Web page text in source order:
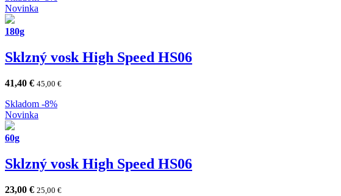
Novinka
180g
Sklzný vosk High Speed HS06
41,40 € 45,00 €
Skladom -8%
Novinka
60g
Sklzný vosk High Speed HS06
23,00 € 25,00 €